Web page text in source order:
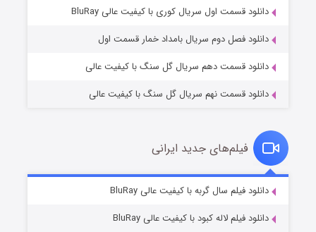
قسمت۲ (زیرنویس) منتشر شد
قسمت۲ (زیرنویس) منتشر شد
دانلود قسمت اول سریال کوری با کیفیت عالی BluRay
دانلود فصل دوم سریال بامداد خمار قسمت اول
دانلود قسمت دهم سریال گل سنگ با کیفیت عالی
دانلود قسمت نهم سریال گل سنگ با کیفیت عالی
فیلم‌های جدید ایرانی
دانلود فیلم سال گربه با کیفیت عالی BluRay
دانلود فیلم لاله کبود با کیفیت عالی BluRay